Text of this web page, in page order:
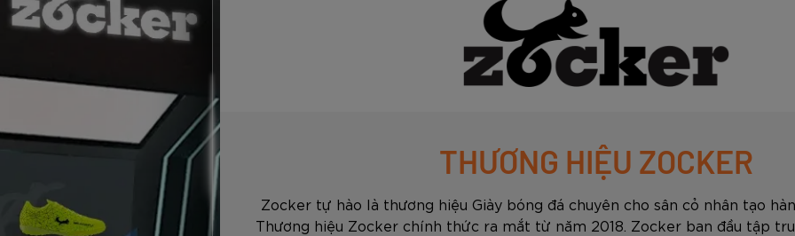
THƯƠNG HIỆU ZOCKER
Zocker tự hào là thương hiệu Giày bóng đá chuyên cho sân cỏ nhân tạo
Thương hiệu Zocker chính thức ra mắt từ năm 2018. Zocker ban đầu tập